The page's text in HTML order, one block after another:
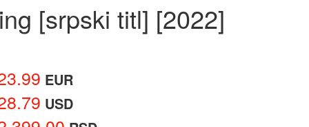
[srpski titl] [2022]
EUR
USD